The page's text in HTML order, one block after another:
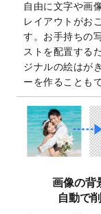
2025/6/30
2025/6/27
2025/6/24
2025/6/9
2025/4/3
自由に文字や画
レイアウトがお
す。お手持ちの
ストを配置する
ジナルの絵はが
ーを作ることも
画像の背
自動で